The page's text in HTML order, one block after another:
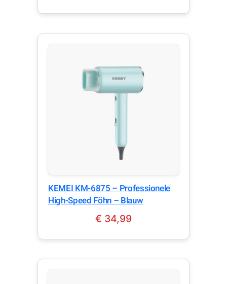
KEMEI KM-6875 – Professionele
High-Speed Föhn – Blauw
€ 34,99